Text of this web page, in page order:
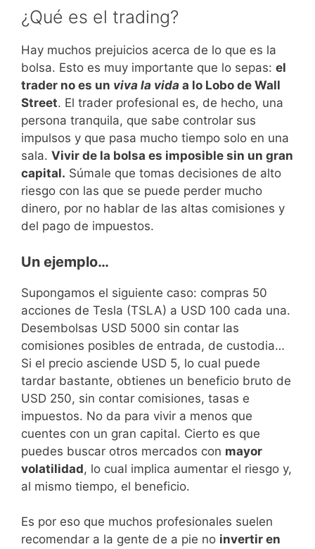
¿Qué es el trading?
Hay muchos prejuicios acerca de lo que es la
bolsa. Esto es muy importante que lo sepas: el
trader no es un viva la vida a lo Lobo de Wall
Street. El trader profesional es, de hecho, una
persona tranquila, que sabe controlar sus
impulsos y que pasa mucho tiempo solo en una
sala. Vivir de la bolsa es imposible sin un gran
capital. Súmale que tomas decisiones de alto
riesgo con las que se puede perder mucho
dinero, por no hablar de las altas comisiones y
del pago de impuestos.
Un ejemplo…
Supongamos el siguiente caso: compras 50
acciones de Tesla (TSLA) a USD 100 cada una.
Desembolsas USD 5000 sin contar las
comisiones posibles de entrada, de custodia…
Si el precio asciende USD 5, lo cual puede
tardar bastante, obtienes un beneficio bruto de
USD 250, sin contar comisiones, tasas e
impuestos. No da para vivir a menos que
cuentes con un gran capital. Cierto es que
puedes buscar otros mercados con mayor
volatilidad, lo cual implica aumentar el riesgo y,
al mismo tiempo, el beneficio.
Es por eso que muchos profesionales suelen
recomendar a la gente de a pie no invertir en